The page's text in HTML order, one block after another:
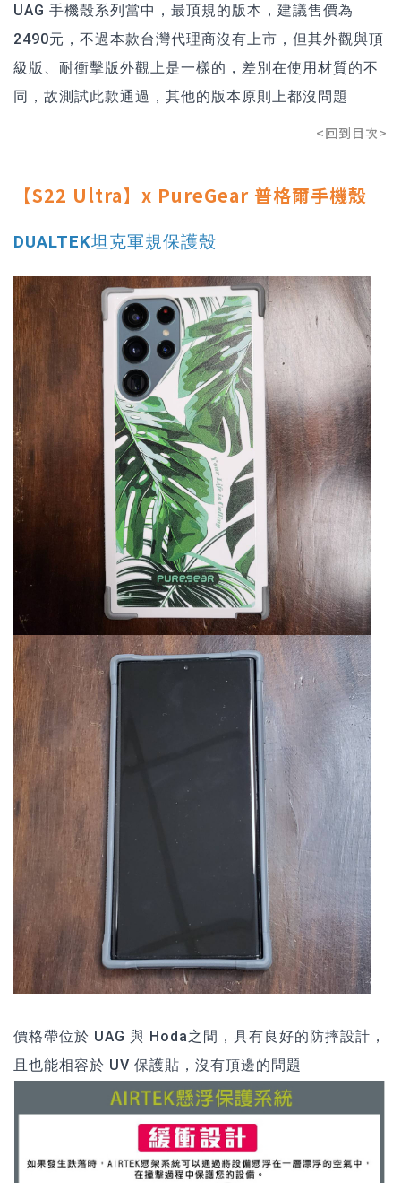
UAG 手機殼系列當中，最頂規的版本，建議售價為
2490元，不過本款台灣代理商沒有上市，但其外觀與頂
級版、耐衝擊版外觀上是一樣的，差別在使用材質的不
同，故測試此款通過，其他的版本原則上都沒問題
<回到目次>
【S22 Ultra】x PureGear 普格爾手機殼
DUALTEK坦克軍規保護殼
價格帶位於 UAG 與 Hoda之間，具有良好的防摔設計，
且也能相容於 UV 保護貼，沒有頂邊的問題